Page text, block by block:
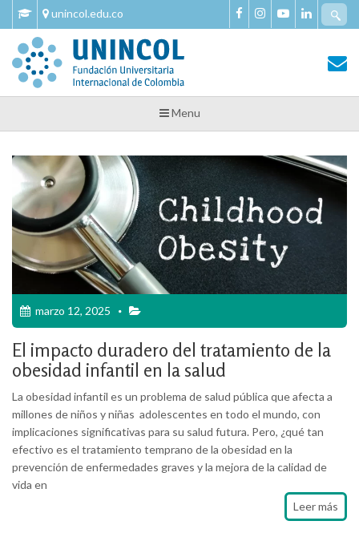
Skip
content
unincol.edu.co
Tu Salud y Bienestar
Tu Salud y Bienestar – Unincol
Menu
marzo 12, 2025
El impacto duradero del tratamiento de la
obesidad infantil en la salud
La obesidad infantil es un problema de salud pública que afecta a
millones de niños y niñas adolescentes en todo el mundo, con
implicaciones significativas para su salud futura. Pero, ¿qué tan
efectivo es el tratamiento temprano de la obesidad en la
prevención de enfermedades graves y la mejora de la calidad de
vida en
Leer más